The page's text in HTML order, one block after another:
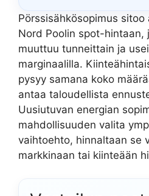
Pörssisähkösopimus sitoo
Nord Poolin spot-hintaan,
muuttuu tunneittain ja
marginaalilla.
pysyy samana koko
antaa taloudellista
Uusiutuvan energian
mahdollisuuden valita
vaihtoehto, hinnaltaan se
markkinaan tai kiinteään